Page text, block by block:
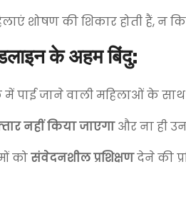
शोषण की शिकार होती हैं, न
के अहम बिंदु:
पाई जाने वाली महिलाओं के साथ
नहीं किया जाएगाऔर ना ही
कोसंवेदनशील प्रशिक्षणदेने की